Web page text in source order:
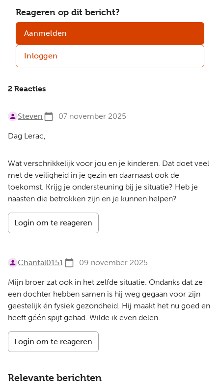
Reageren op dit bericht?
Aanmelden
Inloggen
2 Reacties
Steven 07 november 2025
Dag Lerac,
Wat verschrikkelijk voor jou en je kinderen. Dat doet veel
met de veiligheid in je gezin en daarnaast ook de
toekomst. Krijg je ondersteuning bij je situatie? Heb je
naasten die betrokken zijn en je kunnen helpen?
Login om te reageren
Chantal0151 09 november 2025
Mijn broer zat ook in het zelfde situatie. Ondanks dat ze
een dochter hebben samen is hij weg gegaan voor zijn
geestelijk én fysiek gezondheid. Hij maakt het nu goed en
heeft géén spijt gehad. Wilde ik even delen.
Login om te reageren
Relevante berichten